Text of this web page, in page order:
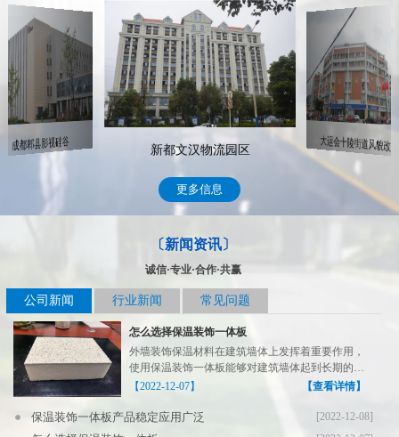
隆昌市文化馆 成都郫县影视硅谷 新都文汉物流园区
更多信息
〔新闻资讯〕
诚信·专业·合作·共赢
公司新闻 行业新闻 常见问题
怎么选择保温装饰一体板
外墙装饰保温材料在建筑墙体上发挥着重要作用，
使用保温装饰一体板能够对建筑墙体起到长期的保
温装饰作用，在...
【2022-12-07】 【查看详情】
[2022-12-08]
保温装饰一体板产品稳定应用广泛